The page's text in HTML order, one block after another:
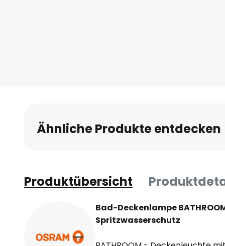
Ähnliche Produkte entdecken
Produktübersicht
Bad-Deckenlampe
Spritzwasserschutz